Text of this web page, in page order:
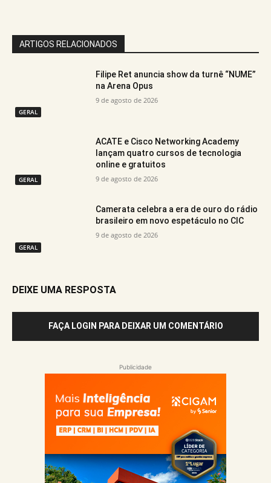
ARTIGOS RELACIONADOS
GERAL
Filipe Ret anuncia show da turnê “NUME”
na Arena Opus
9 de agosto de 2026
GERAL
ACATE e Cisco Networking Academy
lançam quatro cursos de tecnologia
online e gratuitos
9 de agosto de 2026
GERAL
Camerata celebra a era de ouro do rádio
brasileiro em novo espetáculo no CIC
9 de agosto de 2026
DEIXE UMA RESPOSTA
FAÇA LOGIN PARA DEIXAR UM COMENTÁRIO
Publicidade